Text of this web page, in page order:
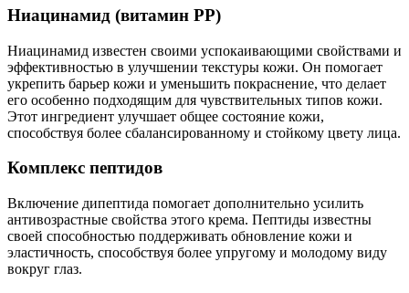
Ниацинамид (витамин PP)
Ниацинамид известен своими успокаивающими свойствами и
эффективностью в улучшении текстуры кожи. Он помогает
укрепить барьер кожи и уменьшить покраснение, что делает
его особенно подходящим для чувствительных типов кожи.
Этот ингредиент улучшает общее состояние кожи,
способствуя более сбалансированному и стойкому цвету лица.
Комплекс пептидов
Включение дипептида помогает дополнительно усилить
антивозрастные свойства этого крема. Пептиды известны
своей способностью поддерживать обновление кожи и
эластичность, способствуя более упругому и молодому виду
вокруг глаз.